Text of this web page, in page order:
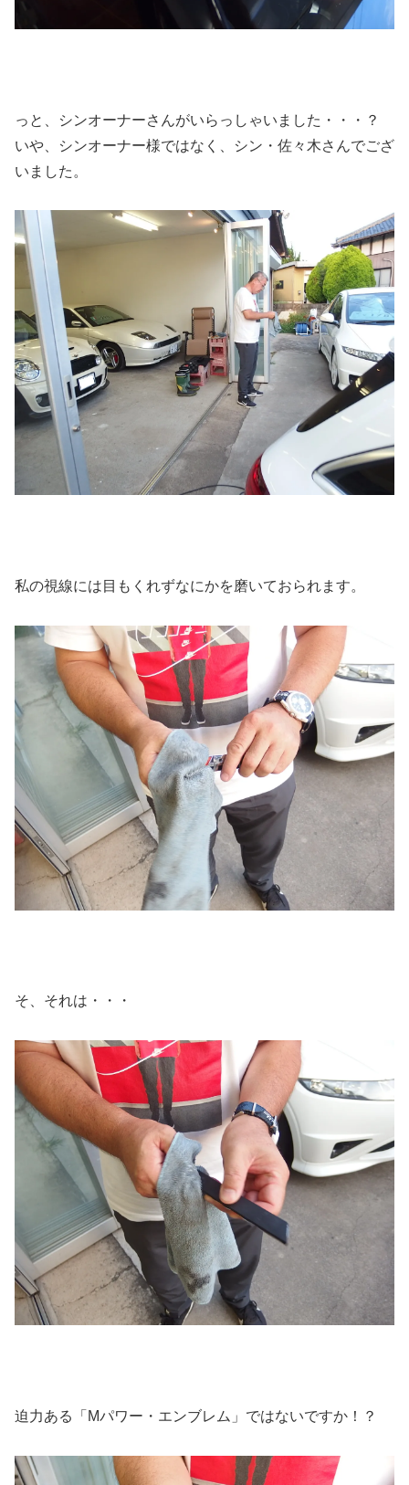
っと、シンオーナーさんがいらっしゃいました・・・？
いや、シンオーナー様ではなく、シン・佐々木さんでござ
いました。
私の視線には目もくれずなにかを磨いておられます。
そ、それは・・・
迫力ある「Mパワー・エンブレム」ではないですか！？